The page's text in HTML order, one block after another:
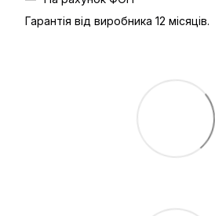
Гарантія від виробника 12 місяців.